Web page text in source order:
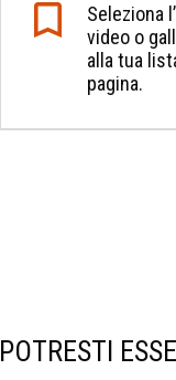
Seleziona
video o
alla tua
pagina.
POTRESTI